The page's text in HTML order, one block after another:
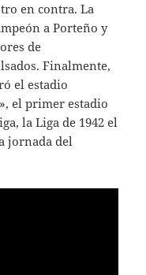
en contra. La
a Porteño y
de
Finalmente,
el estadio
el primer estadio
la Liga de 1942 el
jornada del